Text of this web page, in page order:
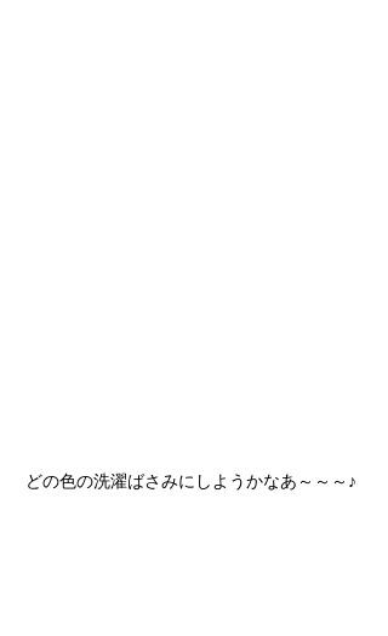
どの色の洗濯ばさみにしようかなあ～～～♪